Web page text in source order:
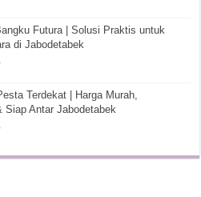
Futura | Solusi Praktis untuk
di Jabodetabek
Terdekat | Harga Murah,
Siap Antar Jabodetabek